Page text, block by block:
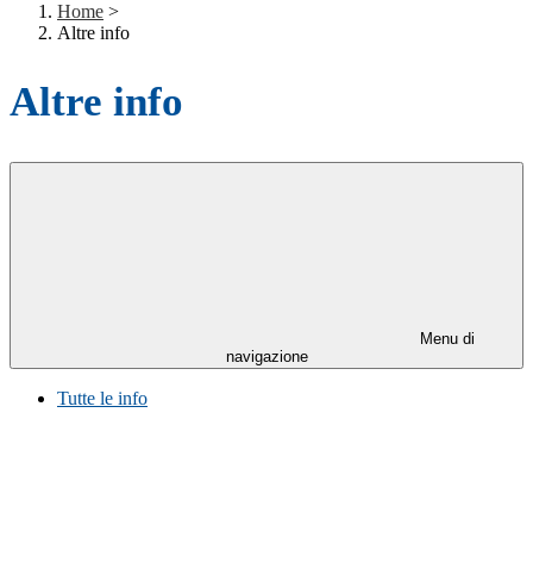
Home >
Altre info
Altre info
Menu di
navigazione
Tutte le info